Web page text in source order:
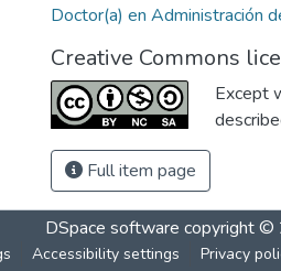
Doctor(a) en Administración
Creative Commons
Except
Full item page
DSpace software copyright
Accessibility settings Privacy